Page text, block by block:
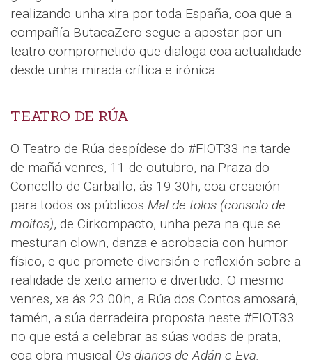
realizando unha xira por toda España, coa que a
compañía ButacaZero segue a apostar por un
teatro comprometido que dialoga coa actualidade
desde unha mirada crítica e irónica.
TEATRO DE RÚA
O Teatro de Rúa despídese do #FIOT33 na tarde
de mañá venres, 11 de outubro, na Praza do
Concello de Carballo, ás 19.30h, coa creación
para todos os públicos Mal de tolos (consolo de
moitos), de Cirkompacto, unha peza na que se
mesturan clown, danza e acrobacia con humor
físico, e que promete diversión e reflexión sobre a
realidade de xeito ameno e divertido. O mesmo
venres, xa ás 23.00h, a Rúa dos Contos amosará,
tamén, a súa derradeira proposta neste #FIOT33
no que está a celebrar as súas vodas de prata,
coa obra musical Os diarios de Adán e Eva.